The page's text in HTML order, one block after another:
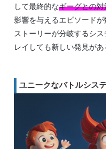
して最終的なギーグとの対
影響を与えるエピソード
ストーリーが分岐するシ
レイしても新しい発見があ
ユニークなバトルシス